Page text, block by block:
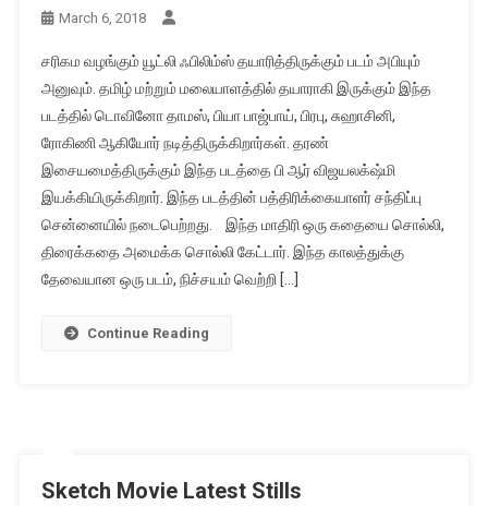
March 6, 2018
சரிகம வழங்கும் யூட்லி ஃபிலிம்ஸ் தயாரித்திருக்கும் படம் அபியும்
அனுவும். தமிழ் மற்றும் மலையாளத்தில் தயாராகி இருக்கும் இந்த
படத்தில் டொவினோ தாமஸ், பியா பாஜ்பாய், பிரபு, சுஹாசினி,
ரோகிணி ஆகியோர் நடித்திருக்கிறார்கள். தரண்
இசையமைத்திருக்கும் இந்த படத்தை பி ஆர் விஜயலக்‌ஷ்மி
இயக்கியிருக்கிறார். இந்த படத்தின் பத்திரிக்கையாளர் சந்திப்பு
சென்னையில் நடைபெற்றது. இந்த மாதிரி ஒரு கதையை சொல்லி,
திரைக்கதை அமைக்க சொல்லி கேட்டார். இந்த காலத்துக்கு
தேவையான ஒரு படம், நிச்சயம் வெற்றி […]
Continue Reading
Sketch Movie Latest Stills